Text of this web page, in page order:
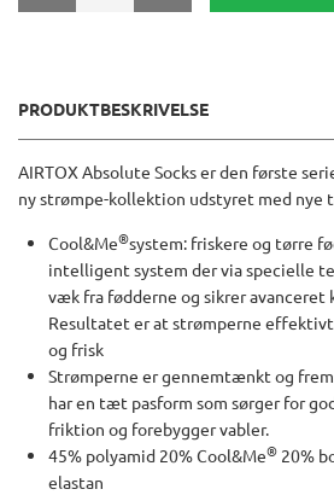
PRODUKTBESKRIVELSE
AIRTOX Absolute Socks er den første
ny strømpe-kollektion udstyret med nye
Cool&Me®system: friskere og tørre
intelligent system der via specielle
væk fra fødderne og sikrer
Resultatet er at strømperne
og frisk
Strømperne er gennemtænkt og
har en tæt pasform som sørger for
friktion og forebygger vabler.
45% polyamid 20% Cool&Me® 20%
elastan